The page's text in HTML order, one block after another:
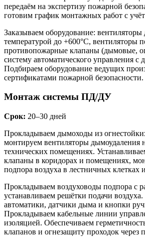
передаём на экспертизу пожарной
готовим график монтажных работ с
Заказываем оборудование:
температурой до +600°C, вентиляторы
противопожарные клапаны (дымовые,
систему автоматического управления с
Подбираем оборудование ведущих
сертификатами пожарной безопасности.
Монтаж системы ПД/ДУ
Срок: 20–30 дней
Прокладываем дымоходы из
монтируем вентиляторы дымоудаления
технических помещениях.
клапаны в коридорах и помещениях,
подпора воздуха в лестничных клетках
Прокладываем воздуховоды подпора с
устанавливаем решётки подачи
автоматики, датчики дыма и кнопки
Прокладываем кабельные линии
изоляцией. Обеспечиваем
клапанов и огнезащиту проходок через